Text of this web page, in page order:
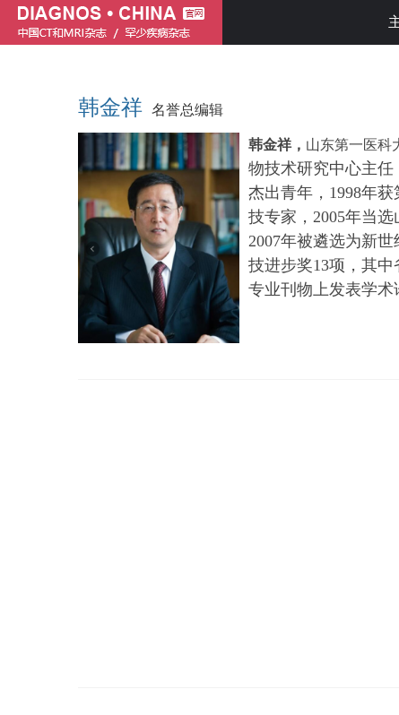
韩金祥 名誉总编辑
韩金祥， 山东第一医科
物技术研究中心主任
杰出青年，1998年
技专家，2005年当
2007年被遴选为新
技进步奖13项，其
专业刊物上发表学术